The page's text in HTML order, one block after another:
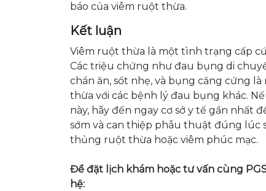
báo của viêm ruột thừa.
Kết luận
Viêm ruột thừa là một tình trạng cấp
Các triệu chứng như đau bụng di
chán ăn, sốt nhẹ, và bụng căng cứng
thừa với các bệnh lý đau bụng khác.
này, hãy đến ngay cơ sở y tế gần nhất
sớm và can thiệp phẫu thuật đúng lúc
thủng ruột thừa hoặc viêm phúc mạc.
Để đặt lịch khám hoặc tư vấn cùng
hệ: